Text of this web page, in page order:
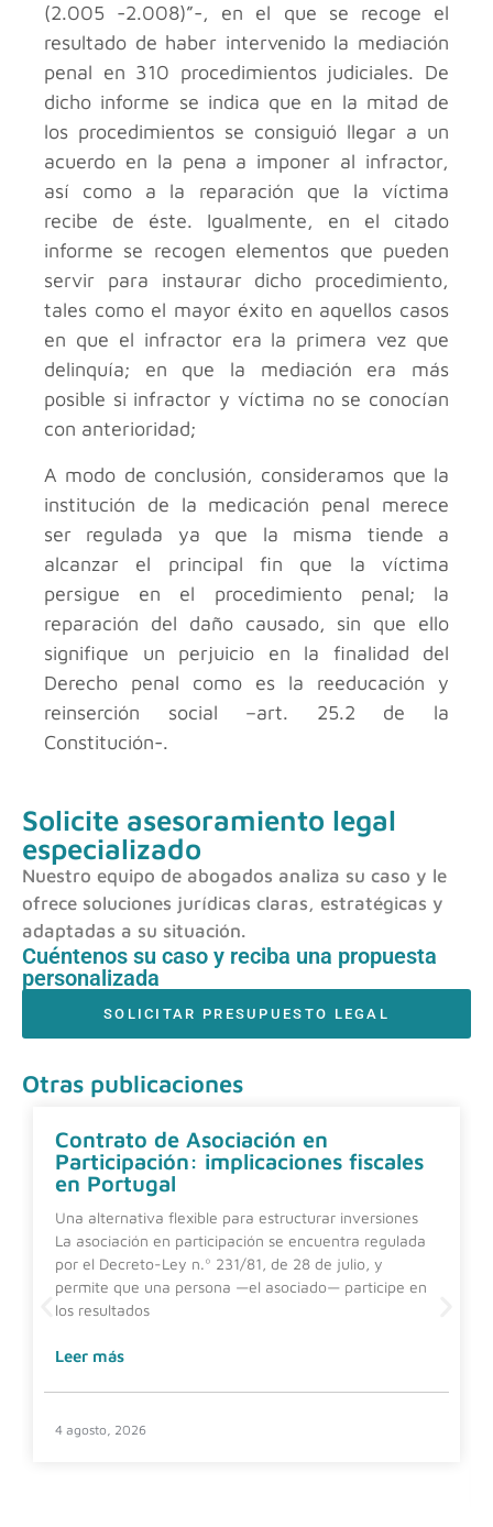
(2.005 -2.008)”-, en el que se recoge el
resultado de haber intervenido la mediación
penal en 310 procedimientos judiciales. De
dicho informe se indica que en la mitad de
los procedimientos se consiguió llegar a un
acuerdo en la pena a imponer al infractor,
así como a la reparación que la víctima
recibe de éste. Igualmente, en el citado
informe se recogen elementos que pueden
servir para instaurar dicho procedimiento,
tales como el mayor éxito en aquellos casos
en que el infractor era la primera vez que
delinquía; en que la mediación era más
posible si infractor y víctima no se conocían
con anterioridad;
A modo de conclusión, consideramos que la
institución de la medicación penal merece
ser regulada ya que la misma tiende a
alcanzar el principal fin que la víctima
persigue en el procedimiento penal; la
reparación del daño causado, sin que ello
signifique un perjuicio en la finalidad del
Derecho penal como es la reeducación y
reinserción social –art. 25.2 de la
Constitución-.
Solicite asesoramiento legal
especializado
Nuestro equipo de abogados analiza su caso y le
ofrece soluciones jurídicas claras, estratégicas y
adaptadas a su situación.
Cuéntenos su caso y reciba una propuesta
personalizada
SOLICITAR PRESUPUESTO LEGAL
Otras publicaciones
Contrato de Asociación en
Participación: implicaciones fiscales
en Portugal
Una alternativa flexible para estructurar inversiones
La asociación en participación se encuentra regulada
por el Decreto-Ley n.º 231/81, de 28 de julio, y
permite que una persona —el asociado— participe en
los resultados
Leer más
4 agosto, 2026